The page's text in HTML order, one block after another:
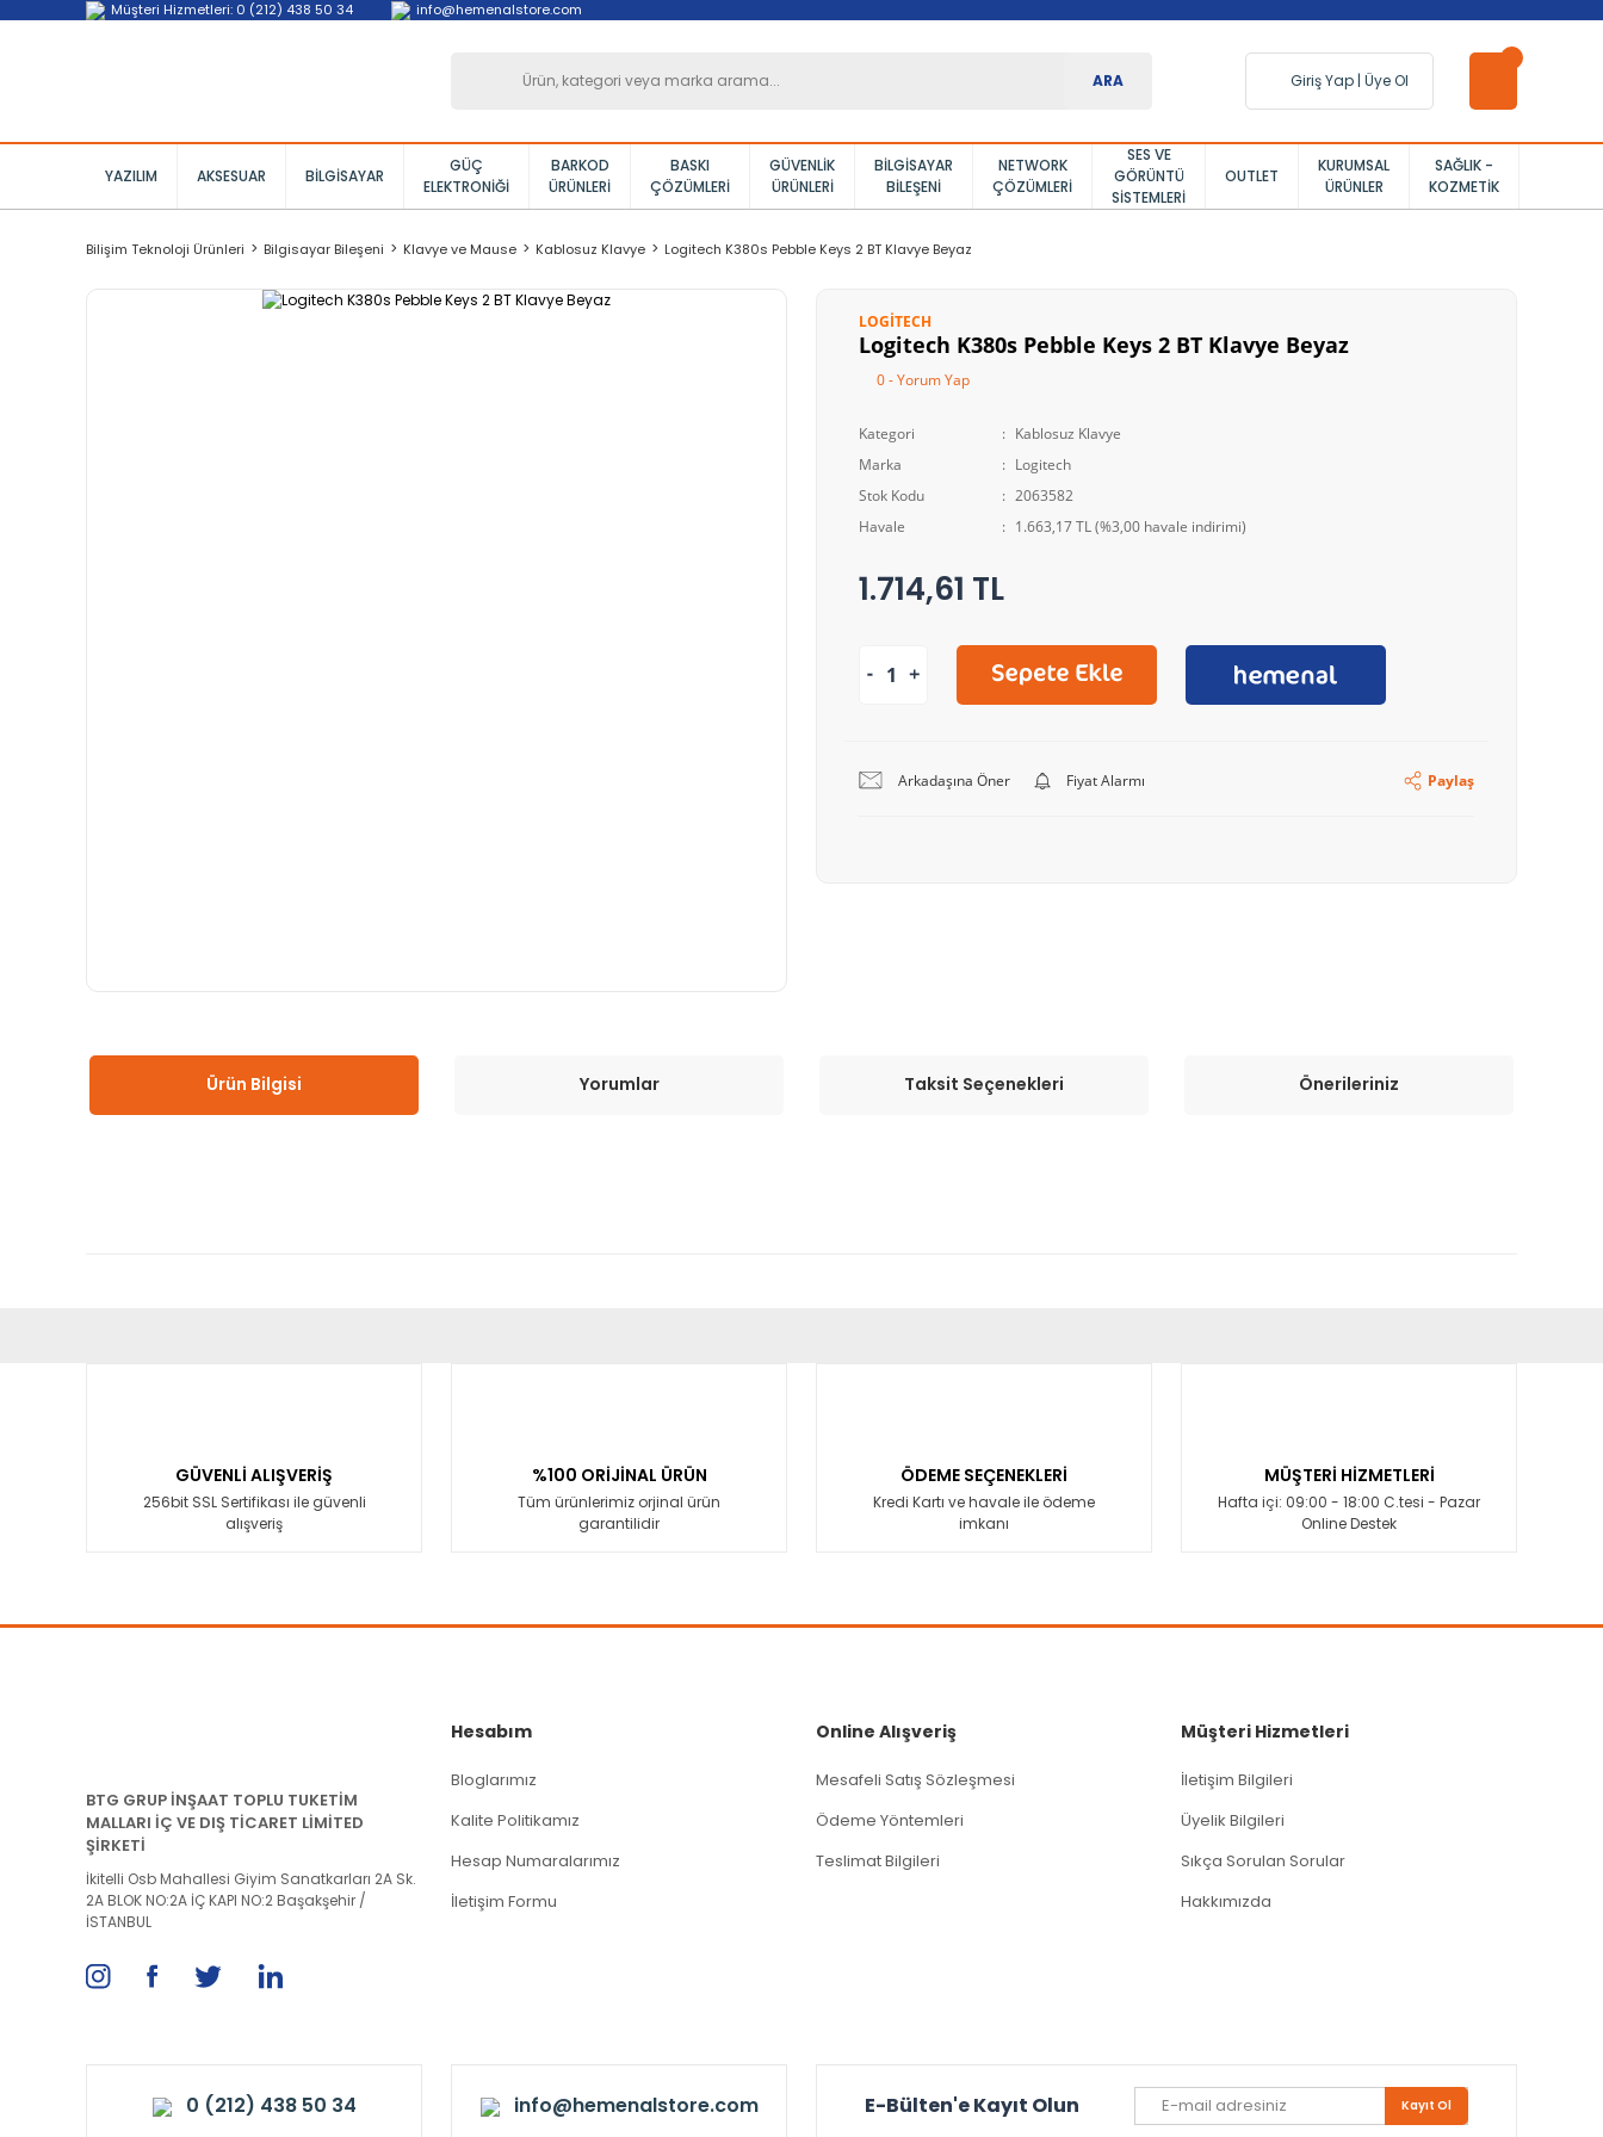
Müşteri Hizmetleri: 0 (212) 438 50 34 info@hemenalstore.com
ARA Giriş Yap | Üye Ol
YAZILIM AKSESUAR BILGISAYAR
GÜÇ
ELEKTRONIĞI
BARKOD
ÜRÜNLERI
BASKI
ÇÖZÜMLERI
GÜVENLIK
ÜRÜNLERI
BILGISAYAR
BILEŞENI
NETWORK
ÇÖZÜMLERI
SES VE
GÖRÜNTÜ
SISTEMLERI
OUTLET
KURUMSAL
ÜRÜNLER
SAĞLIK -
KOZMETIK
Bilişim Teknoloji Ürünleri Bilgisayar Bileşeni Klavye ve Mause Kablosuz Klavye Logitech K380s Pebble Keys 2 BT Klavye Beyaz
LOGITECH
Logitech K380s Pebble Keys 2 BT Klavye Beyaz
0 - Yorum Yap
Kategori
Kablosuz Klavye
Marka
Logitech
Stok Kodu
2063582
Havale
1.663,17 TL (%3,00 havale indirimi)
1.714,61 TL
Arkadaşına Öner Fiyat Alarmı Paylaş
Ürün Bilgisi Yorumlar Taksit Seçenekleri Önerileriniz
Ürün bilgilerinde hatalar bulunuyor.
Ürün fiyatı diğer sitelerden daha pahalı.
GÜVENLİ ALIŞVERİŞ
256bit SSL Sertifikası ile güvenli
alışveriş
%100 ORİJİNAL ÜRÜN
Tüm ürünlerimiz orjinal ürün
garantilidir
ÖDEME SEÇENEKLERİ
Kredi Kartı ve havale ile ödeme
imkanı
MÜŞTERİ HİZMETLERİ
Hafta içi: 09:00 - 18:00 C.tesi - Pazar
Online Destek
BTG GRUP İNŞAAT TOPLU TUKETİM
MALLARI İÇ VE DIŞ TİCARET LİMİTED
ŞİRKETİ
İkitelli Osb Mahallesi Giyim Sanatkarları 2A Sk.
2A BLOK NO:2A İÇ KAPI NO:2 Başakşehir /
İSTANBUL
Hesabım
Bloglarımız
Kalite Politikamız
Hesap Numaralarımız
İletişim Formu
Online Alışveriş
Mesafeli Satış Sözleşmesi
Ödeme Yöntemleri
Teslimat Bilgileri
Müşteri Hizmetleri
İletişim Bilgileri
Üyelik Bilgileri
Sıkça Sorulan Sorular
Hakkımızda
0 (212) 438 50 34 info@hemenalstore.com E-Bülten'e Kayıt Olun Kayıt Ol